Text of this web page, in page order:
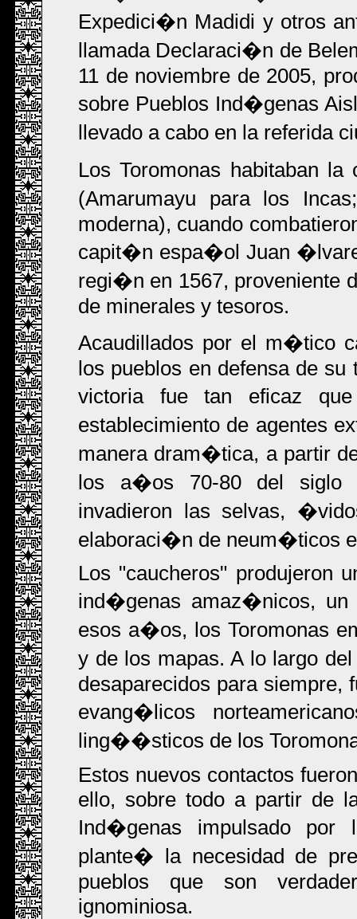
Expedici�n Madidi y otros
llamada Declaraci�n de
11 de noviembre de 2005,
sobre Pueblos Ind�genas
llevado a cabo en la referida
Los Toromonas habitaban
(Amarumayu para los
moderna), cuando
capit�n espa�ol Juan
regi�n en 1567, proveniente
de minerales y tesoros.
Acaudillados por el m�tico
los pueblos en defensa de
victoria fue tan eficaz
establecimiento de agentes
manera dram�tica, a partir
los a�os 70-80 del siglo
invadieron las selvas,
elaboraci�n de neum�ticos
Los "caucheros" produjeron
ind�genas amaz�nicos, un
esos a�os, los Toromonas
y de los mapas. A lo largo
desaparecidos para siempre,
evang�licos
ling��sticos de los
Estos nuevos contactos
ello, sobre todo a partir de
Ind�genas impulsado por
plante� la necesidad de
pueblos que son
ignominiosa.